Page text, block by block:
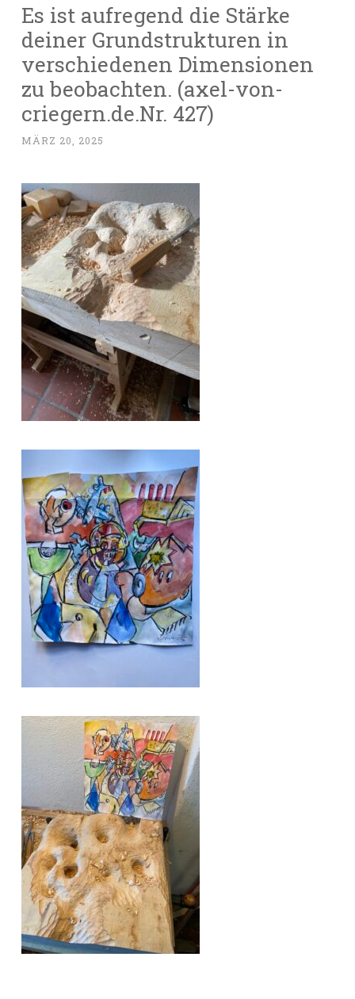
Es ist aufregend die Stärke
deiner Grundstrukturen in
verschiedenen Dimensionen
zu beobachten. (axel-von-
criegern.de.Nr. 427)
MÄRZ 20, 2025